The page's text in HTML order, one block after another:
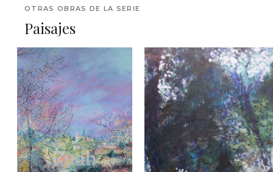
OTRAS OBRAS DE LA SERIE
Paisajes